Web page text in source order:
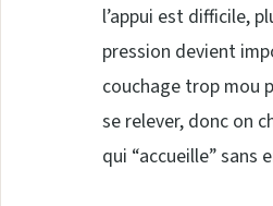
l’appui est difficile,
pression devient
couchage trop mou
se relever, donc on
qui “accueille” sans